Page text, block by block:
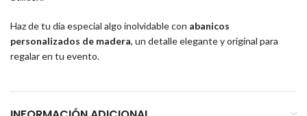
Haz de tu día especial algo inolvidable con abanicos
personalizados de madera, un detalle elegante y original para
regalar en tu evento.